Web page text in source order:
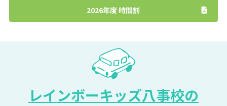
2026年度 時間割
レインボーキッズ八事校の